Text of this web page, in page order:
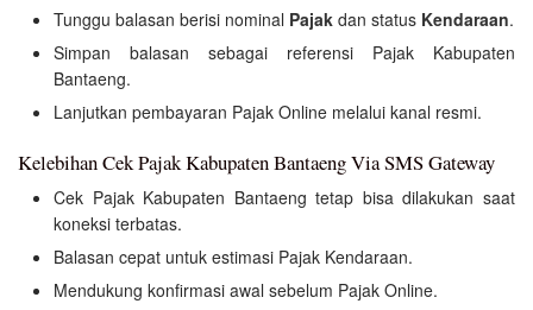
Tunggu balasan berisi nominal Pajak dan status Kendaraan.
Simpan balasan sebagai referensi Pajak Kabupaten
Bantaeng.
Lanjutkan pembayaran Pajak Online melalui kanal resmi.
Kelebihan Cek Pajak Kabupaten Bantaeng Via SMS Gateway
Cek Pajak Kabupaten Bantaeng tetap bisa dilakukan saat
koneksi terbatas.
Balasan cepat untuk estimasi Pajak Kendaraan.
Mendukung konfirmasi awal sebelum Pajak Online.